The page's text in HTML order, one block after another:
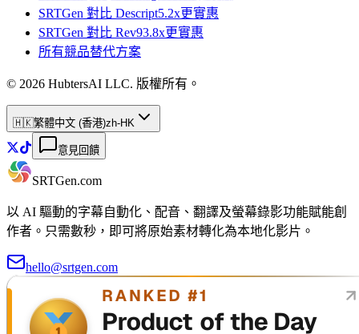
SRTGen 對比 Descript5.2x更實惠
SRTGen 對比 Rev93.8x更實惠
所有競品替代方案
© 2026 HubtersAI LLC. 版權所有。
🇭🇰繁體中文 (香港)zh-HK
意見回饋
SRTGen.com
以 AI 驅動的字幕自動化、配音、翻譯及螢幕錄影功能賦能創
作者。只需數秒，即可將原始素材轉化為本地化影片。
hello@srtgen.com